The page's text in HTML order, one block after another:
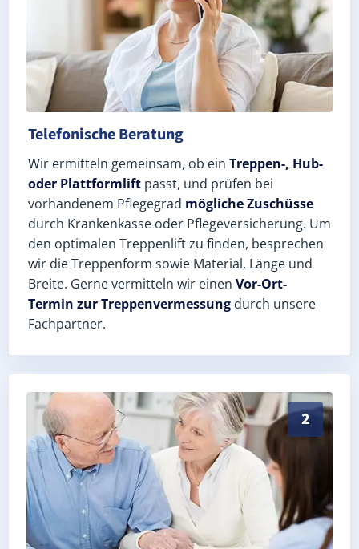
Telefonische Beratung
Wir ermitteln gemeinsam, ob ein Treppen-, Hub-
oder Plattformlift passt, und prüfen bei
vorhandenem Pflegegrad mögliche Zuschüsse
durch Krankenkasse oder Pflegeversicherung. Um
den optimalen Treppenlift zu finden, besprechen
wir die Treppenform sowie Material, Länge und
Breite. Gerne vermitteln wir einen Vor-Ort-
Termin zur Treppenvermessung durch unsere
Fachpartner.
2
Exaktes Aufmaß in Colditz (Landkreis Leipzig) –